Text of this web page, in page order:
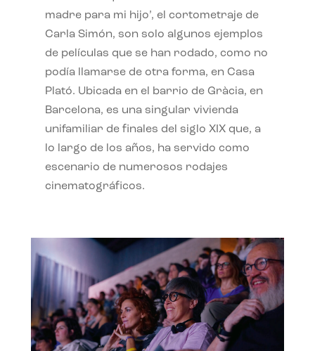
madre para mi hijo’, el cortometraje de
Carla Simón, son solo algunos ejemplos
de películas que se han rodado, como no
podía llamarse de otra forma, en Casa
Plató. Ubicada en el barrio de Gràcia, en
Barcelona, es una singular vivienda
unifamiliar de finales del siglo XIX que, a
lo largo de los años, ha servido como
escenario de numerosos rodajes
cinematográficos.